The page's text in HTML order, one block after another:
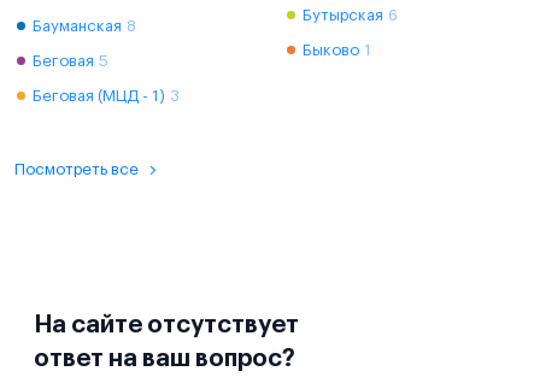
Бауманская 8
Беговая 5
Беговая (МЦД - 1) 3
Бутырская 6
Быково 1
Посмотреть все
На сайте отсутствует
ответ на ваш вопрос?